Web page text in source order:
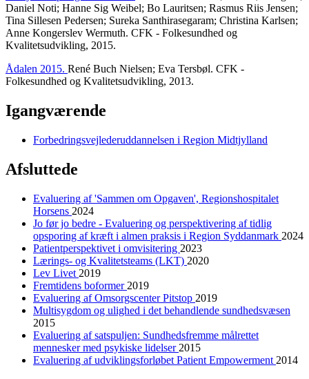
Daniel Noti; Hanne Sig Weibel; Bo Lauritsen; Rasmus Riis Jensen;
Tina Sillesen Pedersen; Sureka Santhirasegaram; Christina Karlsen;
Anne Kongerslev Wermuth. CFK - Folkesundhed og
Kvalitetsudvikling, 2015.
Ådalen 2015. René Buch Nielsen; Eva Tersbøl. CFK -
Folkesundhed og Kvalitetsudvikling, 2013.
Igangværende
Forbedringsvejlederuddannelsen i Region Midtjylland
Afsluttede
Evaluering af 'Sammen om Opgaven', Regionshospitalet
Horsens 2024
Jo før jo bedre - Evaluering og perspektivering af tidlig
opsporing af kræft i almen praksis i Region Syddanmark 2024
Patientperspektivet i omvisitering 2023
Lærings- og Kvalitetsteams (LKT) 2020
Lev Livet 2019
Fremtidens boformer 2019
Evaluering af Omsorgscenter Pitstop 2019
Multisygdom og ulighed i det behandlende sundhedsvæsen
2015
Evaluering af satspuljen: Sundhedsfremme målrettet
mennesker med psykiske lidelser 2015
Evaluering af udviklingsforløbet Patient Empowerment 2014